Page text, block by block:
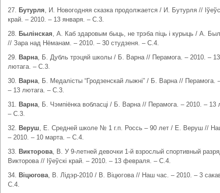
27. Бутурля, И. Новогодняя сказка продолжается / И. Бутурля //
край. – 2010. – 13 января. – С.3.
28. Былінская, А. Каб здаровым быць, не трэба піць і курыць / А.
// Зара над Нёманам. – 2010. – 30 студзеня. – С.4.
29. Варна, Б. Дубль трэцяй школы / Б. Варна // Перамога. – 2010. – 13
лютага. – С.3.
30. Варна, Б. Медалісты “Гродзенскай лыжні” / Б. Варна // Перамога.
– 13 лютага. – С.3.
31. Варна, Б. Чэмпіёнка вобласці / Б. Варна // Перамога. – 2010. – 13
– С.3.
32. Веруш, Е. Средней школе № 1 г.п. Россь – 90 лет / Е. Веруш //
– 2010. – 10 марта. – С.4.
33. Викторова, В. У 9-летней девочки 1-й взрослый спортивный
Викторова // Іўеўскі край. – 2010. – 13 февраля. – С.4.
34. Віцюгова, В. Лідэр-2010 / В. Віцюгова // Наш час. – 2010. – 3
С.4.